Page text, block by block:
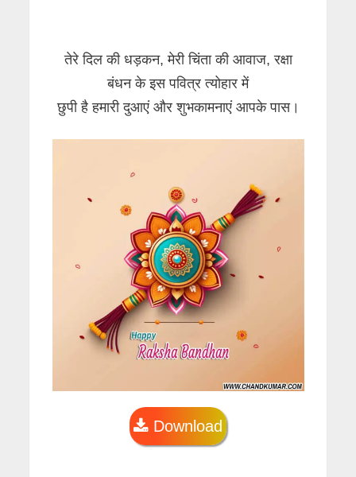
तेरे दिल की धड़कन, मेरी चिंता की आवाज, रक्षा
बंधन के इस पवित्र त्योहार में
छुपी है हमारी दुआएं और शुभकामनाएं आपके पास।
Download